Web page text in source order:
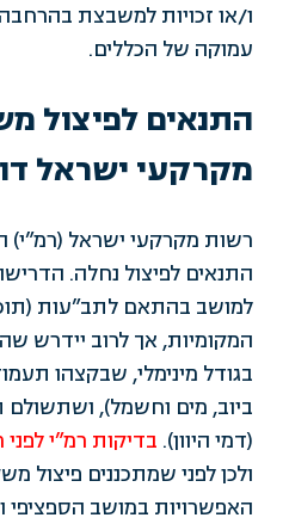
ו/או זכויות למשבצת בהרחבה
עמוקה של הכללים.
התנאים לפיצול
מקרקעי ישראל
רשות מקרקעי ישראל (רמ”י)
התנאים לפיצול נחלה.
למושב בהתאם לתב”עות
המקומיות, אך לרוב יידרש
בגודל מינימלי, שבקצהו
ביוב, מים וחשמל),
(דמי היוון). בדיקות רמ”י
ולכן לפני שמתכננים פיצול
האפשרויות במושב הספציפי